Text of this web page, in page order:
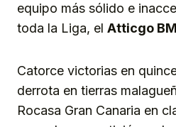
equipo más sólido e
toda la Liga, el Atticgo
Catorce victorias en
derrota en tierras
Rocasa Gran Canaria en